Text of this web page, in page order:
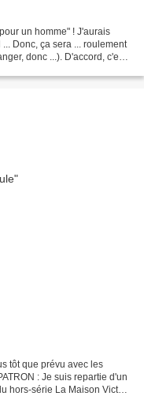
un homme" ! J'aurais
Donc, ça sera ... roulement
donc ...). D'accord, c'est
tôt que prévu avec les
: Je suis repartie d'un
hors-série La Maison Victor